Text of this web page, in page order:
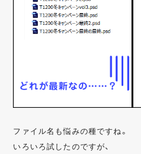
ファイル名も悩みの種ですね。
いろいろ試したのですが、